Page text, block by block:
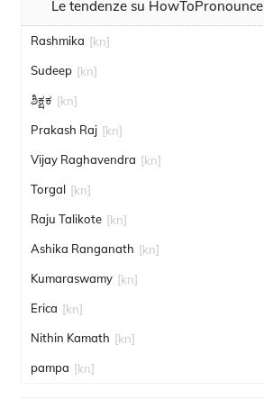
Le tendenze su HowToPronounce
Rashmika [kn]
Sudeep [kn]
ಶಿಕ್ಷಕ [kn]
Prakash Raj [kn]
Vijay Raghavendra [kn]
Torgal [kn]
Raju Talikote [kn]
Ashika Ranganath [kn]
Kumaraswamy [kn]
Erica [kn]
Nithin Kamath [kn]
pampa [kn]